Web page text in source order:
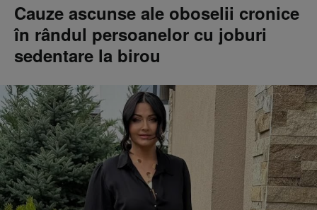
Cauze ascunse ale oboselii cronice
în rândul persoanelor cu joburi
sedentare la birou